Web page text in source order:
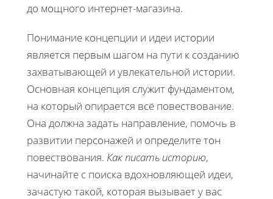
до мощного интернет-магазина.
Понимание концепции и идеи истории
является первым шагом на пути к созданию
захватывающей и увлекательной истории.
Основная концепция служит фундаментом,
на который опирается всё повествование.
Она должна задать направление, помочь в
развитии персонажей и определите тон
повествования. Как писать историю,
начинайте с поиска вдохновляющей идеи,
зачастую такой, которая вызывает у вас